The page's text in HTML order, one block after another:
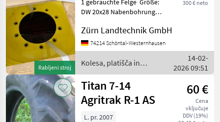
Rabljeni stroj
300 € neto
1 gebrauchte Felge Größe:
DW 20x28 Nabenbohrung:
mm 10 Loch mit 22 mm
Durchmesser zylindrisch
Schüsselstärke: 12 mm
Lattenmaß: 250 / 300 m
Zürn Landtechnik GmbH
74214 Schöntal-Westernhausen
Kolesa, platišča in
pnevmatike / Titan
14-02-
2026 09:51
Titan 7-14
Agritrak R-1 AS
60 €
Cena
vključuje
DDV (19%)
L. pr. 2007